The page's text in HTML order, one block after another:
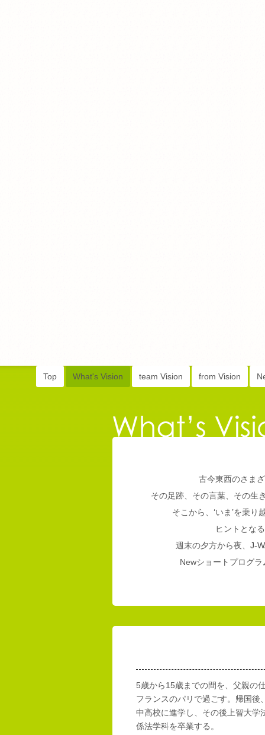
Top What's Vision team Vision from Vision
古今東西のさま
その足跡、その言葉、その生
そこから、‘いま’を乗
ヒントとな
週末の夕方から夜、 J-
Newショートプログ
5歳から15歳までの間を、父親の
フランスのパリで過ごす。帰国後
中高校に進学し、その後上智大学
係法学科を卒業する。